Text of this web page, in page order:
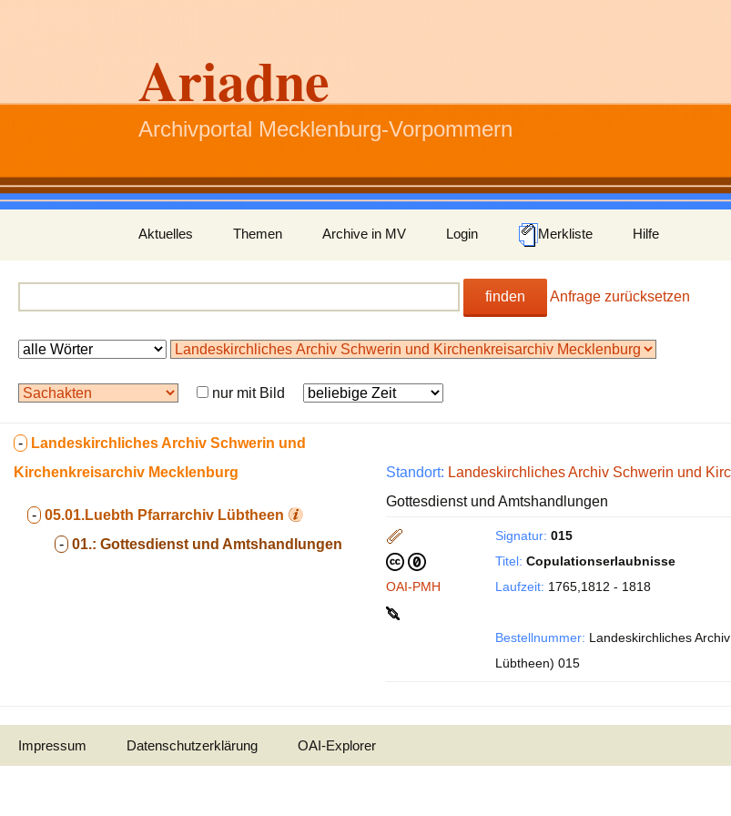
Ariadne
Archivportal Mecklenburg-Vorpommern
Inhalt
springen
Aktuelles Themen Archive in MV Login Merkliste Hilfe
finden Anfrage zurücksetzen
nur mit Bild
- Landeskirchliches Archiv Schwerin und
Kirchenkreisarchiv Mecklenburg
- 05.01.Luebth Pfarrarchiv Lübtheen
- 01.: Gottesdienst und Amtshandlungen
Standort: Landeskirchliches Archiv Schwerin und
Gottesdienst und Amtshandlungen
OAI-PMH
Signatur: 015
Titel: Copulationserlaubnisse
Laufzeit: 1765,1812 - 1818
Bestellnummer: Landeskirchliches
Lübtheen) 015
Impressum Datenschutzerklärung OAI-Explorer